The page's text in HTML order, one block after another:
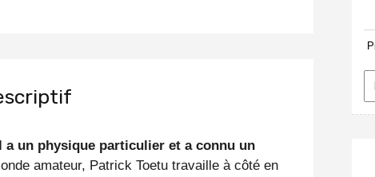
a un physique particulier et a connu un
amateur, Patrick Toetu travaille à côté en